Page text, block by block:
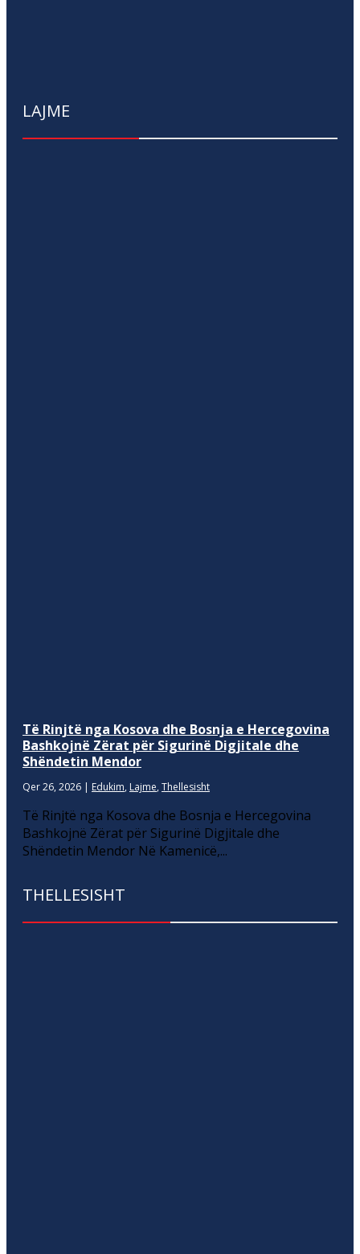
LAJME
Të Rinjtë nga Kosova dhe Bosnja e Hercegovina
Bashkojnë Zërat për Sigurinë Digjitale dhe
Shëndetin Mendor
Qer 26, 2026 | Edukim, Lajme, Thellesisht
Të Rinjtë nga Kosova dhe Bosnja e Hercegovina
Bashkojnë Zërat për Sigurinë Digjitale dhe
Shëndetin Mendor Në Kamenicë,...
THELLESISHT